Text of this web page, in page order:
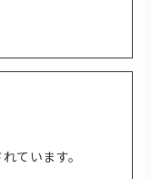
ています。